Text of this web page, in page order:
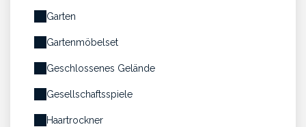
Garten
Gartenmöbelset
Geschlossenes Gelände
Gesellschaftsspiele
Haartrockner